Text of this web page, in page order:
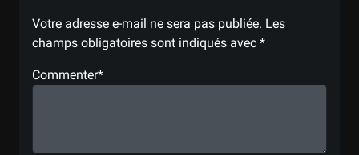
Votre adresse e-mail ne sera pas publiée. Les
champs obligatoires sont indiqués avec *
Commenter*